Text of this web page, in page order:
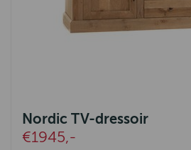
Nordic TV-dressoir
€1945,-